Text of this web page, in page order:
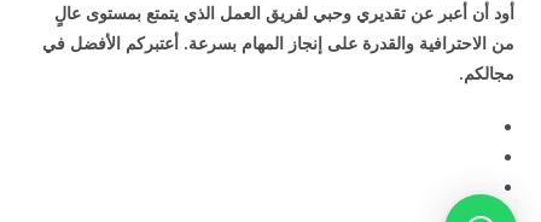
أود أن أعبر عن تقديري وحبي لفريق العمل الذي يتمتع بمستوى عالٍ
من الاحترافية والقدرة على إنجاز المهام بسرعة. أعتبركم الأفضل في
مجالكم.